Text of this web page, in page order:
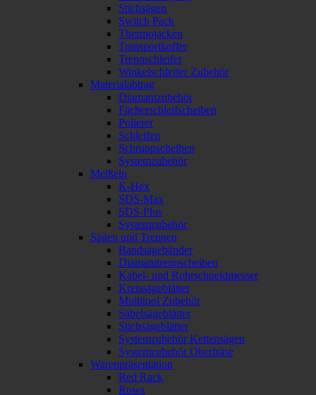
Stichsägen
Switch Pack
Thermojacken
Transportkoffer
Trennschleifer
Winkelschleifer Zubehör
Materialabtrag
Diamantzubehör
Fächerschleifscheiben
Polierer
Schleifen
Schruppscheiben
Systemzubehör
Meißeln
K-Hex
SDS-Max
SDS-Plus
Systemzubehör
Sägen und Trennen
Bandsägebänder
Diamanttrennscheiben
Kabel- und Rohrschneidmesser
Kreissägeblätter
Multitool Zubehör
Säbelsägeblätter
Stichsägeblätter
Systemzubehör Kettensägen
Systemzubehör Oberfräse
Warenpräsentation
Red Rack
Rows